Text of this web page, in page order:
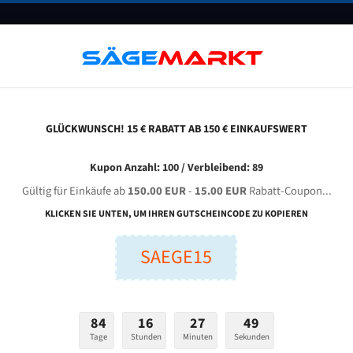
FAQ GUTSCHEINE BLOG KONTAKT
KAAST HBS 320 L für 4160 mm Bi-Metall Bandsägeblätter
Breite (mm):
GLÜCKWUNSCH! 15 € RABATT AB 150 € EINKAUFSWERT
Kupon Anzahl: 100 / Verbleibend: 89
Gültig für Einkäufe ab150.00 EUR- 15.00 EURRabatt-Coupon...
KLICKEN SIE UNTEN, UM IHREN GUTSCHEINCODE ZU KOPIEREN
SAEGE15
84
Tage
16
Stunden
27
Minuten
48
Sekunden